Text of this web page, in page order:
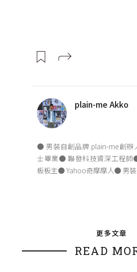
plain-me Akko
● 男裝自創品牌 plain-me創
士畢業● 聯發科技資深工程師
板板主● Yahoo奇摩摩人● 男
更多文章
READ